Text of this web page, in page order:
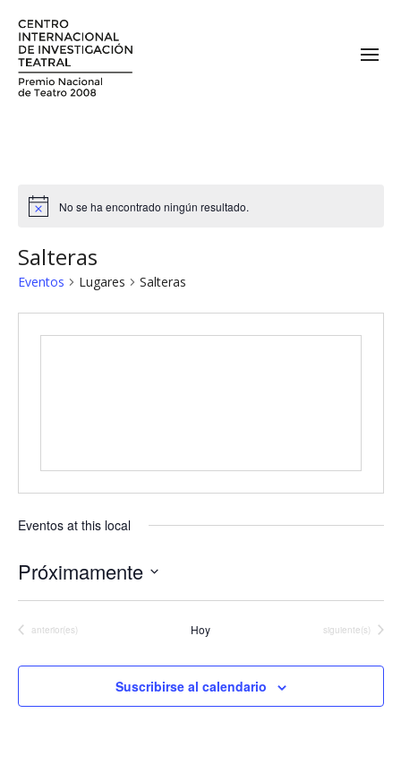
No se ha encontrado ningún resultado.
Salteras
Eventos Lugares Salteras
Eventos at this local
Próximamente
Eventos
anterior(es) Hoy Eventos
siguiente(s)
Suscribirse al calendario